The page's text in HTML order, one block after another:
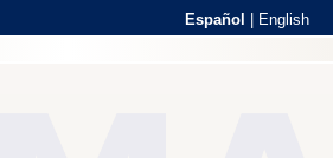
Español English